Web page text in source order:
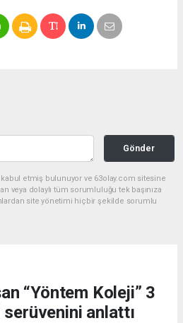
Gönder
kabul etmiş bulunuyor ve 63olay.com sitesine
veya dolaylı tüm sorumluluğu tek başınıza
site yönetimi hiçbir şekilde sorumlu
“Yöntem Koleji” 3
serüvenini anlattı